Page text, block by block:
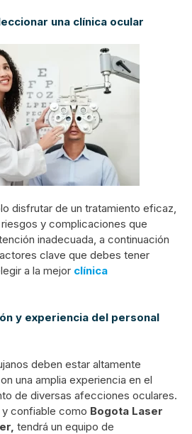
una clínica ocular
disfrutar de un tratamiento eficaz,
y complicaciones que
inadecuada, a continuación
clave que debes tener
a la mejor clínica
y experiencia del personal
deben estar altamente
una amplia experiencia en el
de diversas afecciones oculares.
confiable como Bogota Laser
tendrá un equipo de